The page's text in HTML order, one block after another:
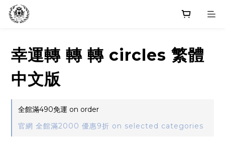
幸運轉 轉 轉 circles 繁體
中文版
全館滿490免運 on order
官網 全館滿2000 優惠9折 on selected categories